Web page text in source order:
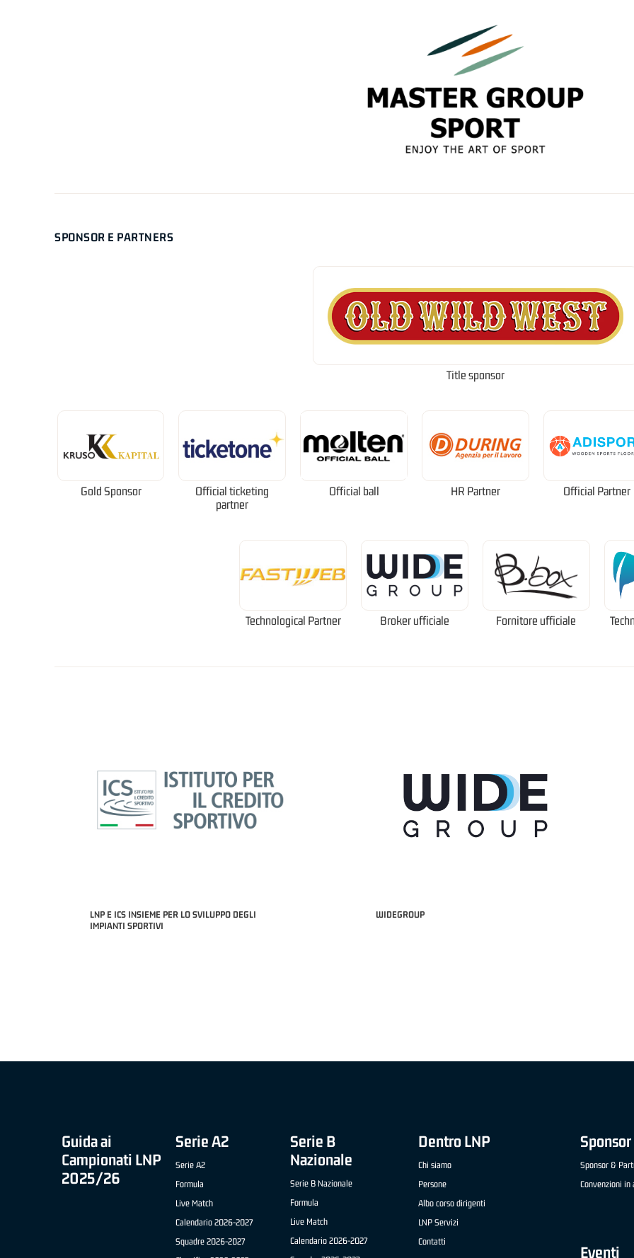
SPONSOR E PARTNERS
Title sponsor
Gold Sponsor
Official ticketing
partner
Official ball HR Partner Official Partner
Technological Partner Broker ufficiale Fornitore ufficiale
LNP E ICS INSIEME PER LO SVILUPPO DEGLI
IMPIANTI SPORTIVI
WIDEGROUP
Guida ai
Campionati LNP
2025/26
Serie A2
Serie A2
Formula
Live Match
Calendario 2026-2027
Squadre 2026-2027
Serie B
Nazionale
Serie B Nazionale
Formula
Live Match
Calendario 2026-2027
Dentro LNP
Chi siamo
Persone
Albo corso dirigenti
LNP Servizi
Contatti
Sponsor &
Convenzioni in
Eventi